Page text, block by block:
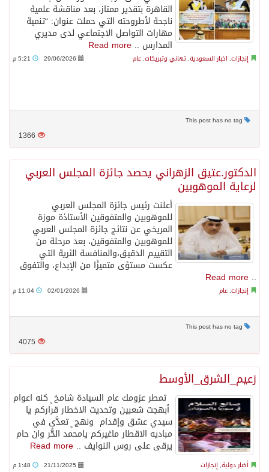
القاهرة بتقدير ممتاز، بعد مناقشة علمية
ناجحة لأطروحته التي حملت عنوان: “تنمية
مهارات التواصل الاجتماعي لدى مديري
المدارس .. Read more
إنجازات, اخبار السعودية, تهاني وتبريكات, عام 29/06/2026
1366
الدكتور.عتيق الزهراني يحصد جائزة المجلس العربي
لرعاية الموهوبين
أعلنت رئيس جائزة المجلس العربي
للموهوبين والمتفوقين الأستاذة موزة
المريخي عن نتائج جائزة المجلس العربي
للموهوبين والمتفوقين، بعد مرحلة من
التقييم الدقيق،والمنافسة الثرية التي
عكست مستوًى متميزًا من الإبداع، والتفوق
..
Read more
إنجازات, عام 02/01/2026
4075
‏زعيم_الشرق_الأوسط
‏ ‏ تمطر عزومك ‏عام السيادة شامخ ٍ كنه اعوام
‏ أبهجت شعبين وتحديت الاخطار ‏قراركم يا
سيدي عشق وإقدام ‏ ونهج ٍ تعدَّى في
مباديه الاقطار ‏ماغيركم يامحمد الحُّر وان حام ‏
يرقى على روس النوايف .. Read more
أخبار دولية, إنجازات 21/11/2025